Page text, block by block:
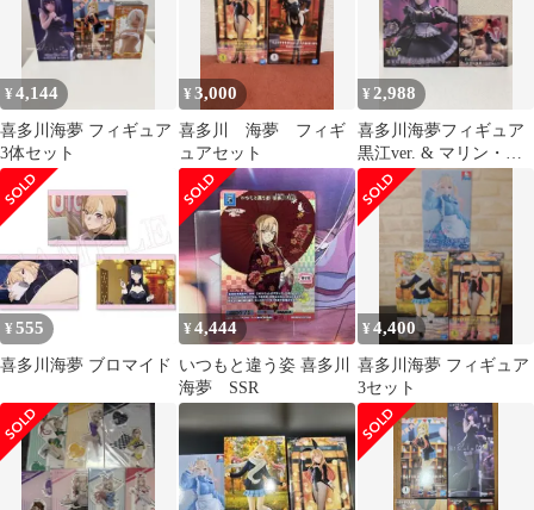
ー ESPRESTO ぬーどる
ストッパーフィギュア
チャイナメイド リズ 制
服 C-5-2
¥4,144
喜多川海夢 フィギュア
3体セット
¥3,000
喜多川 海夢 フィギ
ュアセット
¥ 2,988
喜多川海夢フィギュア
黒江ver. & マリン・キ
タガワセット
¥ 555
喜多川海夢 ブロマイド
¥4,444
いつもと違う姿 喜多川
海夢 SSR
¥4,400
喜多川海夢 フィギュア
3セット